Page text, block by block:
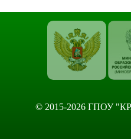
© 2015-2026 ГПОУ